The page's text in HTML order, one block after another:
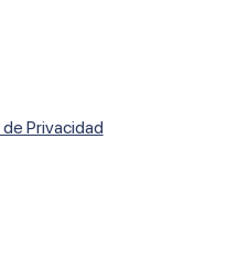
Privacidad